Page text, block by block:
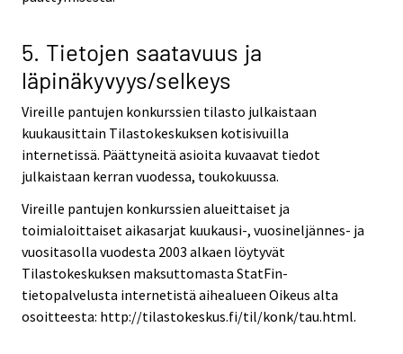
5. Tietojen saatavuus ja
läpinäkyvyys/selkeys
Vireille pantujen konkurssien tilasto julkaistaan
kuukausittain Tilastokeskuksen kotisivuilla
internetissä. Päättyneitä asioita kuvaavat tiedot
julkaistaan kerran vuodessa, toukokuussa.
Vireille pantujen konkurssien alueittaiset ja
toimialoittaiset aikasarjat kuukausi-, vuosineljännes- ja
vuositasolla vuodesta 2003 alkaen löytyvät
Tilastokeskuksen maksuttomasta StatFin-
tietopalvelusta internetistä aihealueen Oikeus alta
osoitteesta: http://tilastokeskus.fi/til/konk/tau.html.